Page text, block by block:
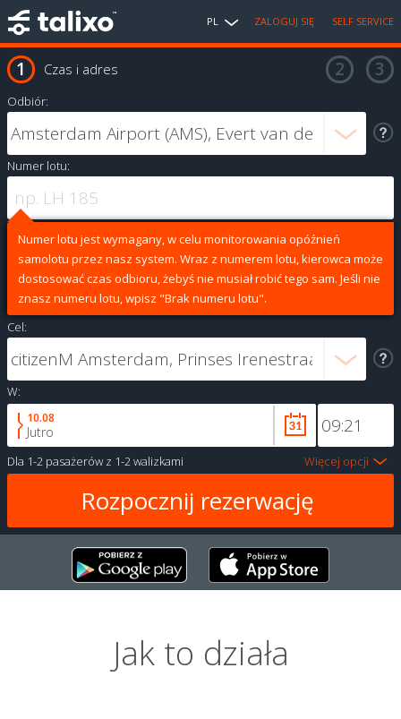
PL ZALOGUJ SIĘ SELF SERVICE
Czas i adres
Odbiór:
Numer lotu:
Numer lotu jest wymagany, w celu monitorowania opóźnień
samolotu przez nasz system. Wraz z numerem lotu, kierowca może
dostosować czas odbioru, żebyś nie musiał robić tego sam. Jeśli nie
znasz numeru lotu, wpisz "Brak numeru lotu".
Cel:
W:
10.08
Jutro
Dla 1-2 pasażerów z 1-2 walizkami Więcej opcji
Jak to działa